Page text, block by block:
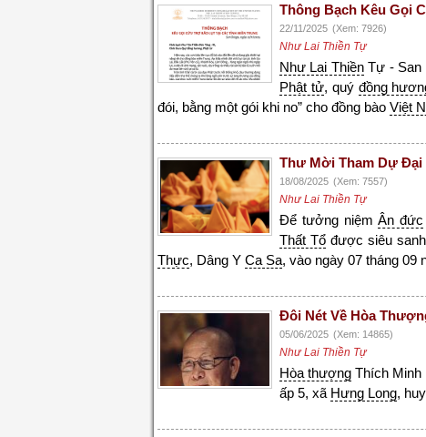
Thông Bạch Kêu Gọi
22/11/2025 (Xem: 7926)
Như Lai Thiền Tự
Như Lai ThiềnTự - San
Phật tử, quý đồng
đói, bằng một gói khi no” cho đồng bào Việt
Thư Mời Tham Dự Đại
18/08/2025 (Xem: 7557)
Như Lai Thiền Tự
Để tưởng niệmÂn đức
Thất Tổ được siêu
Thực, Dâng Y Ca Sa, vào ngày 07 tháng 09
Đôi Nét Về Hòa
05/06/2025 (Xem: 14865)
Như Lai Thiền Tự
Hòa thượng Thích
ấp 5, xã Hưng Long,